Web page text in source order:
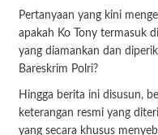
Pertanyaan yang kini
apakah Ko Tony termasuk
yang diamankan dan
Bareskrim Polri?
Hingga berita ini disusun,
keterangan resmi yang
yang secara khusus